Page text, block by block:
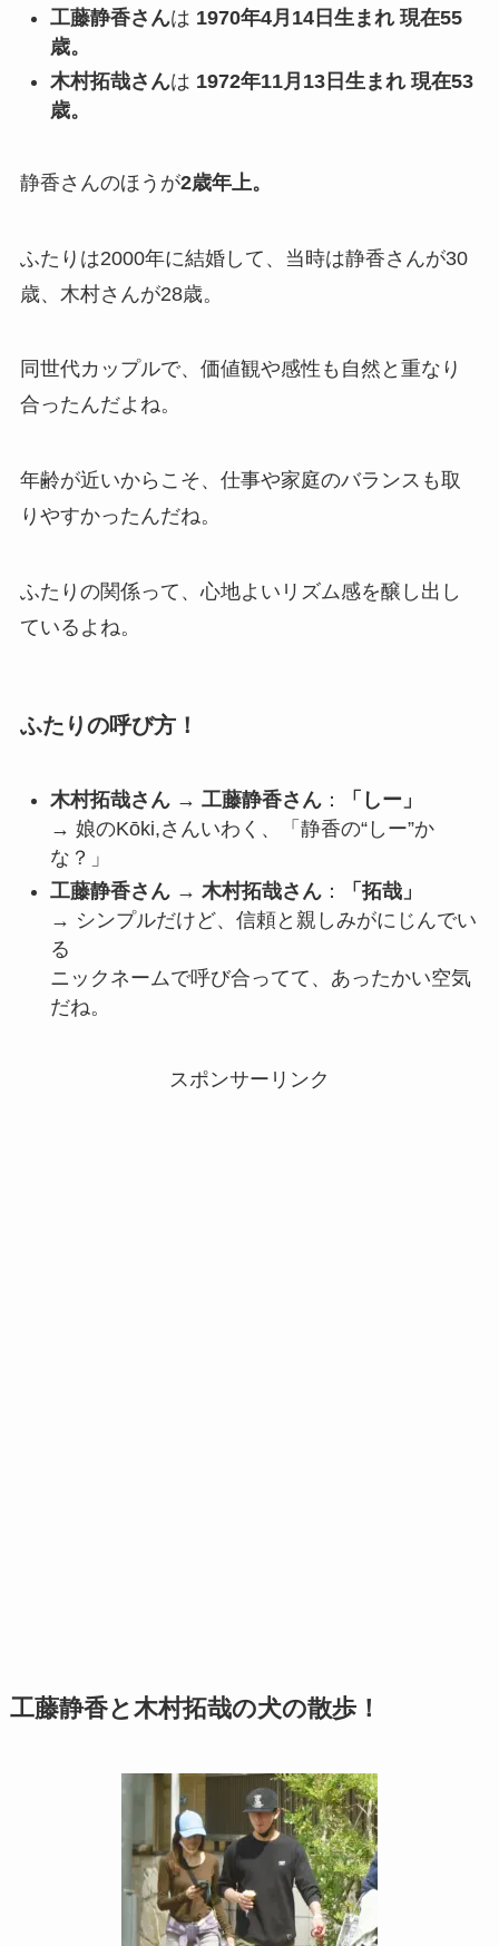
工藤静香さんは 1970年4月14日生まれ 現在55
歳。
木村拓哉さんは 1972年11月13日生まれ 現在53
歳。
静香さんのほうが2歳年上。
ふたりは2000年に結婚して、当時は静香さんが30
歳、木村さんが28歳。
同世代カップルで、価値観や感性も自然と重なり
合ったんだよね。
年齢が近いからこそ、仕事や家庭のバランスも取
りやすかったんだね。
ふたりの関係って、心地よいリズム感を醸し出し
ているよね。
ふたりの呼び方！
木村拓哉さん → 工藤静香さん：
「しー」
→ 娘のKōki,さんいわく、「静香の“しー”か
な？」
工藤静香さん → 木村拓哉さん：
「拓哉」
→ シンプルだけど、信頼と親しみがにじんでい
る
ニックネームで呼び合ってて、あったかい空気
だね。
スポンサーリンク
工藤静香と木村拓哉の犬の散歩！